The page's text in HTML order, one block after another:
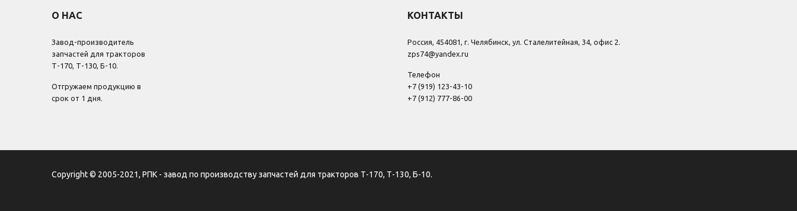
О НАС
Завод-производитель
запчастей для тракторов
Т-170, Т-130, Б-10.
Отгружаем продукцию в
срок от 1 дня.
КОНТАКТЫ
Россия, 454081, г. Челябинск, ул. Сталелитейная, 34, офис 2.
zps74@yandex.ru
Телефон
+7 (919) 123-43-10
+7 (912) 777-86-00
Copyright © 2005-2021, РПК - завод по производству запчастей для тракторов Т-170, Т-130, Б-10.